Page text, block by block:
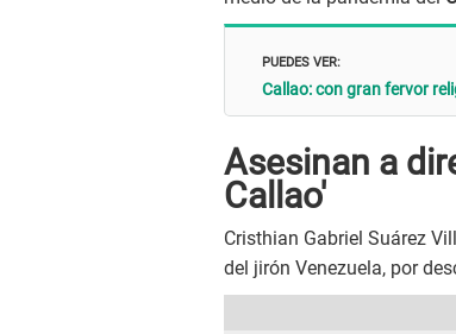
PUEDES VER:
Callao: con gran fervor
Asesinan a
Callao'
Cristhian Gabriel Suárez
del jirón Venezuela, por